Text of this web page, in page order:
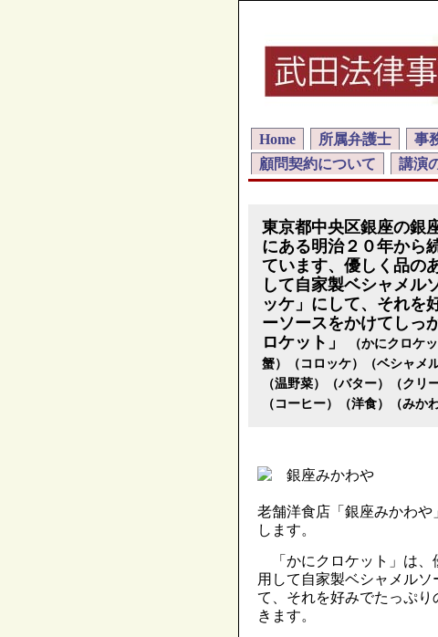
Home 所属弁護士 事
顧問契約について
講演
東京都中央区銀座の銀
にある明治２０年から
ています、優しく品の
して自家製ベシャメル
ッケ」にして、それを
ーソースをかけてしっ
ロケット」
（かにクロケ
蟹）（コロッケ）（ベシャメ
（温野菜）（バター）（クリ
（コーヒー）（洋食）（みか
老舗洋食店「銀座みかわ
します。
「かにクロケット」は
用して自家製ベシャメル
て、それを好みでたっぷ
きます。